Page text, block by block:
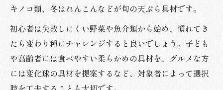
キノコ類、冬はれんこんなどが旬の天ぷら具材です。
初心者は失敗しにくい野菜や魚介類から始め、慣れてき
たら変わり種にチャレンジすると良いでしょう。子ども
や高齢者には食べやすい柔らかめの具材を、グルメな方
には変化球の具材を提案するなど、対象者によって選択